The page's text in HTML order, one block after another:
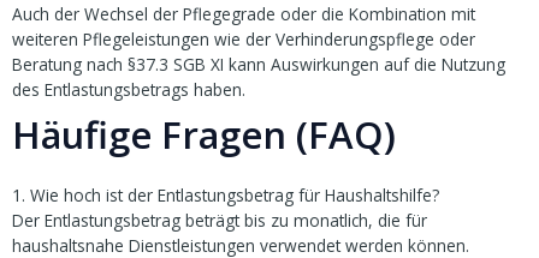
Auch der Wechsel der Pflegegrade oder die Kombination mit
weiteren Pflegeleistungen wie der Verhinderungspflege oder
Beratung nach §37.3 SGB XI kann Auswirkungen auf die Nutzung
des Entlastungsbetrags haben.
Häufige Fragen (FAQ)
1. Wie hoch ist der Entlastungsbetrag für Haushaltshilfe?
Der Entlastungsbetrag beträgt bis zu monatlich, die für
haushaltsnahe Dienstleistungen verwendet werden können.